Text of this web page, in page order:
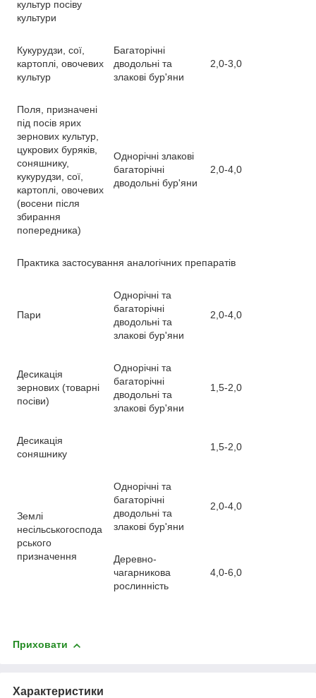
культур посіву
культури
Кукурудзи, сої,
картоплі, овочевих
культур
Багаторічні
дводольні та
злакові бур'яни
2,0-3,0
Поля, призначені
під посів ярих
зернових культур,
цукрових буряків,
соняшнику,
кукурудзи, сої,
картоплі, овочевих
(восени після
збирання
попередника)
Однорічні злакові
багаторічні
дводольні бур'яни
2,0-4,0
Практика застосування аналогічних препаратів
Пари
Однорічні та
багаторічні
дводольні та
злакові бур'яни
2,0-4,0
Десикація
зернових (товарні
посіви)
Однорічні та
багаторічні
дводольні та
злакові бур'яни
1,5-2,0
Десикація
соняшнику
1,5-2,0
Землі
несільськогоспода
рського
призначення
Однорічні та
багаторічні
дводольні та
злакові бур'яни
2,0-4,0
Деревно-
чагарникова
рослинність
4,0-6,0
Приховати
Характеристики